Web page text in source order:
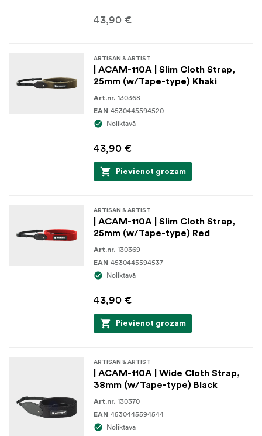
43,90 €
ARTISAN & ARTIST
| ACAM-110A | Slim Cloth Strap,
25mm (w/Tape-type) Khaki
Art.nr. 130368
EAN 4530445594520
Noliktavā
43,90 €
Pievienot grozam
ARTISAN & ARTIST
| ACAM-110A | Slim Cloth Strap,
25mm (w/Tape-type) Red
Art.nr. 130369
EAN 4530445594537
Noliktavā
43,90 €
Pievienot grozam
ARTISAN & ARTIST
| ACAM-110A | Wide Cloth Strap,
38mm (w/Tape-type) Black
Art.nr. 130370
EAN 4530445594544
Noliktavā